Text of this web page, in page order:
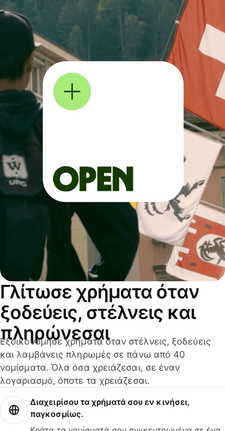
Γλίτωσε χρήματα όταν
ξοδεύεις, στέλνεις και
πληρώνεσαι
Εξοικονόμησε χρήματα όταν στέλνεις, ξοδεύεις
και λαμβάνεις πληρωμές σε πάνω από 40
νομίσματα. Όλα όσα χρειάζεσαι, σε έναν
λογαριασμό, όποτε τα χρειάζεσαι.
Διαχειρίσου τα χρήματά σου εν κινήσει,
παγκοσμίως.